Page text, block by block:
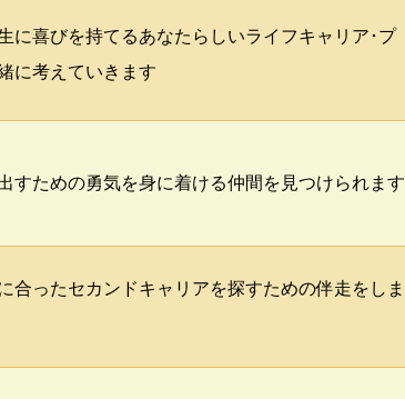
に喜びを持てるあなたらしいライフキャリア･プ
に考えていきます
すための勇気を身に着ける仲間を見つけられます
合ったセカンドキャリアを探すための伴走をしま